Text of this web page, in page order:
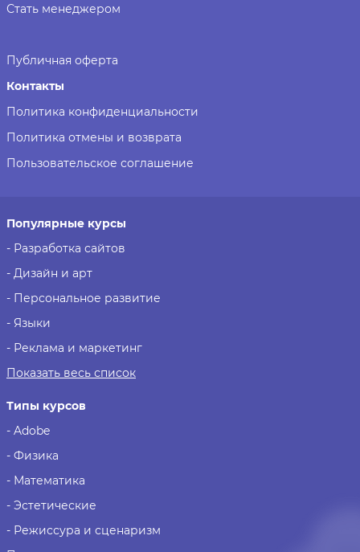
Публичная оферта
Контакты
Политика конфиденциальности
Политика отмены и возврата
Пользовательское соглашение
Стать менеджером
Популярные курсы
- Разработка сайтов
- Дизайн и арт
- Персональное развитие
- Языки
- Реклама и маркетинг
Показать весь список
Типы курсов
- Adobe
- Физика
- Математика
- Эстетические
- Режиссура и сценаризм